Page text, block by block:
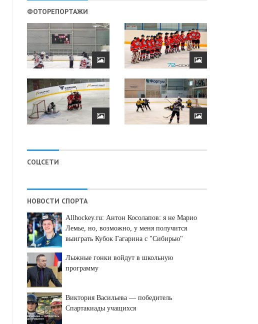
ФОТОРЕПОРТАЖИ
СОЦСЕТИ
НОВОСТИ СПОРТА
Allhockey.ru: Антон Косолапов: я не Марио
Лемье, но, возможно, у меня получится
выиграть Кубок Гагарина с "Сибирью"
Лыжные гонки войдут в школьную
программу
Виктория Васильева — победитель
Спартакиады учащихся